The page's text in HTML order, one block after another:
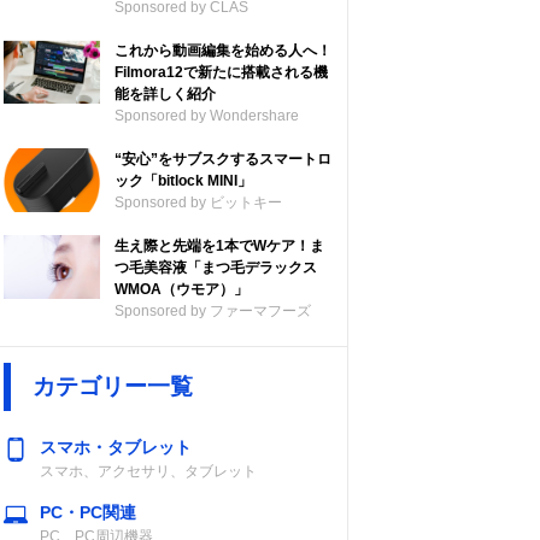
Sponsored by CLAS
これから動画編集を始める人へ！
Filmora12で新たに搭載される機
能を詳しく紹介
Sponsored by Wondershare
“安心”をサブスクするスマートロ
ック「bitlock MINI」
Sponsored by ビットキー
生え際と先端を1本でWケア！ま
つ毛美容液「まつ毛デラックス
WMOA（ウモア）」
Sponsored by ファーマフーズ
カテゴリー一覧
スマホ・タブレット
スマホ、アクセサリ、タブレット
PC・PC関連